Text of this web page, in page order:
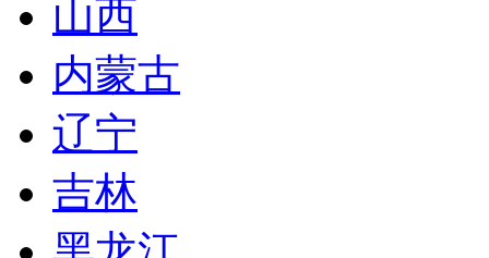
山西
内蒙古
辽宁
吉林